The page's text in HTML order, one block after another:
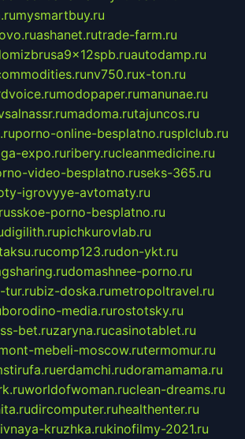
mysmartbuy.ru
ashanet.rutrade-farm.ru
autodamp.ru
nv750.rux-ton.ru
modopaper.rumanunae.ru
madoma.rutajuncos.ru
porno-online-besplatno.rusplclub.ru
expo.ruribery.rucleanmedicine.ru
video-besplatno.ruseks-365.ru
igrovyye-avtomaty.ru
russkoe-porno-besplatno.ru
digilith.rupichkurovlab.ru
comp123.rudon-ykt.ru
domashnee-porno.ru
biz-doska.rumetropoltravel.ru
borodino-media.rurostotsky.ru
bet.ruzaryna.rucasinotablet.ru
mebeli-moscow.rutermomur.ru
erdamchi.rudoramamama.ru
worldofwoman.ruclean-dreams.ru
dircomputer.ruhealthenter.ru
kruzhka.rukinofilmy-2021.ru